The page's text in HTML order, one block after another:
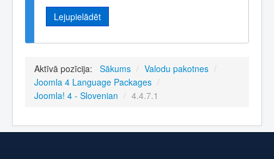
Lejupielādēt
Aktīvā pozīcija: Sākums / Valodu pakotnes /
Joomla 4 Language Packages /
Joomla! 4 - Slovenian / 4.4.7.1